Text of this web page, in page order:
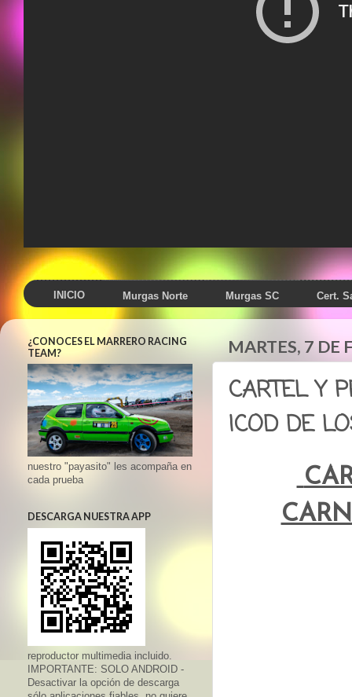
INICIO Murgas Norte Murgas SC Cert.
MARTES, 7 DE
CARTEL Y
ICOD DE
¿CONOCES EL MARRERO RACING
TEAM?
nuestro "payasito" les acompaña en
cada prueba
DESCARGA NUESTRA APP
reproductor multimedia incluido.
IMPORTANTE: SOLO ANDROID -
Desactivar la opción de descarga